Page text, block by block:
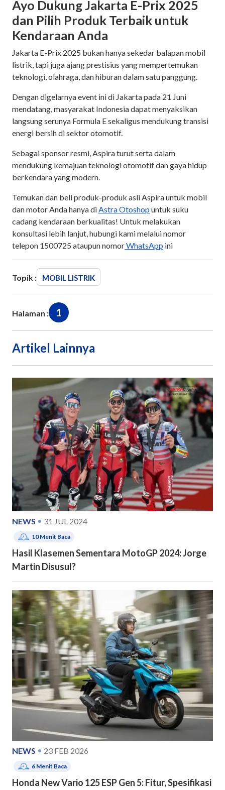
Ayo Dukung Jakarta E-Prix 2025
dan Pilih Produk Terbaik untuk
Kendaraan Anda
Jakarta E-Prix 2025 bukan hanya sekedar balapan mobil
listrik, tapi juga ajang prestisius yang mempertemukan
teknologi, olahraga, dan hiburan dalam satu panggung.
Dengan digelarnya event ini di Jakarta pada 21 Juni
mendatang, masyarakat Indonesia dapat menyaksikan
langsung serunya Formula E sekaligus mendukung transisi
energi bersih di sektor otomotif.
Sebagai sponsor resmi, Aspira turut serta dalam
mendukung kemajuan teknologi otomotif dan gaya hidup
berkendara yang modern.
Temukan dan beli produk-produk asli Aspira untuk mobil
dan motor Anda hanya di Astra Otoshop untuk suku
cadang kendaraan berkualitas! Untuk melakukan
konsultasi lebih lanjut, hubungi kami melalui nomor
telepon 1500725 ataupun nomorWhatsApp ini
Topik : MOBIL LISTRIK
Halaman : 1
Artikel Lainnya
NEWS 31 JUL 2024
10Menit Baca
Hasil Klasemen Sementara MotoGP 2024: Jorge
Martin Disusul?
NEWS 23 FEB 2026
6 Menit Baca
Honda New Vario 125 ESP Gen 5: Fitur, Spesifikasi